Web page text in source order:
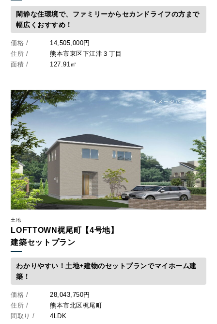
CONTACT お問い合わせ
コンタクトフォームからお問い合わせ
LINEでお問い合わせ
096-211-6210
Follow us
閑静な住環境で、ファミリーからセカンドライフの方まで
幅広くおすすめ！
価格 /
14,505,000円
住所 /
熊本市東区下江津３丁目
面積 /
127.91㎡
土地
LOFTTOWN梶尾町【4号地】
建築セットプラン
わかりやすい！土地+建物のセットプランでマイホーム建
築！
価格 /
28,043,750円
住所 /
熊本市北区梶尾町
間取り /
4LDK